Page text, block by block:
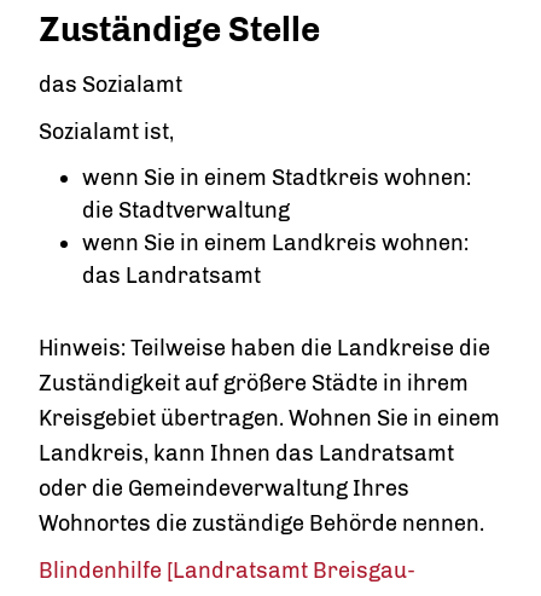
Zuständige Stelle
das Sozialamt
Sozialamt ist,
wenn Sie in einem Stadtkreis wohnen:
die Stadtverwaltung
wenn Sie in einem Landkreis wohnen:
das Landratsamt
Hinweis: Teilweise haben die Landkreise die
Zuständigkeit auf größere Städte in ihrem
Kreisgebiet übertragen. Wohnen Sie in einem
Landkreis, kann Ihnen das Landratsamt
oder die Gemeindeverwaltung Ihres
Wohnortes die zuständige Behörde nennen.
Blindenhilfe [Landratsamt Breisgau-